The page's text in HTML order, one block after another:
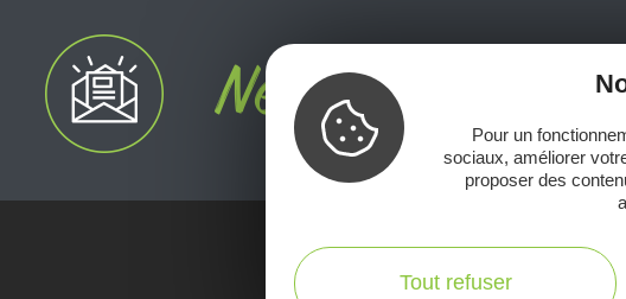
Ne
Voir la Carte
Pour un
sociaux, améliorer
proposer des
Tout refuser